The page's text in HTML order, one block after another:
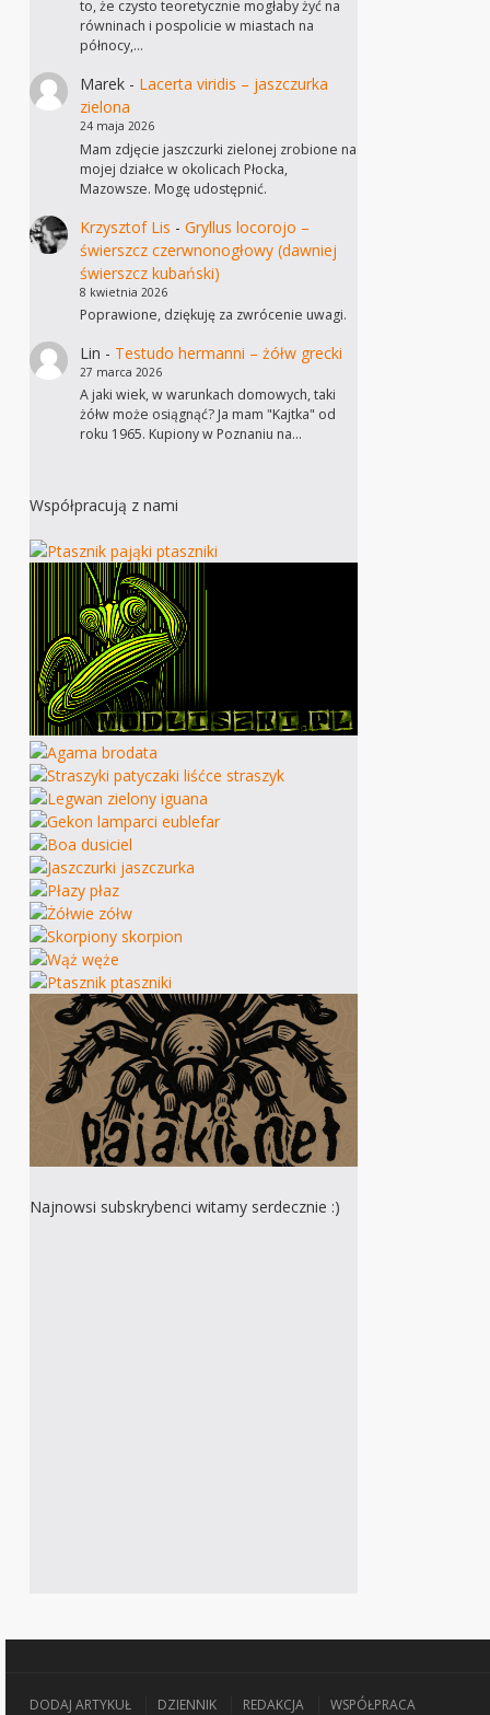
to, że czysto teoretycznie mogłaby żyć na
równinach i pospolicie w miastach na
północy,…
Marek- Lacerta viridis – jaszczurka
zielona
24 maja 2026
Mam zdjęcie jaszczurki zielonej zrobione na
mojej działce w okolicach Płocka,
Mazowsze. Mogę udostępnić.
Krzysztof Lis - Gryllus locorojo –
świerszcz czerwnonogłowy (dawniej
świerszcz kubański)
8 kwietnia 2026
Poprawione, dziękuję za zwrócenie uwagi.
Lin - Testudo hermanni – żółw grecki
27 marca 2026
A jaki wiek, w warunkach domowych, taki
żółw może osiągnąć? Ja mam "Kajtka" od
roku 1965. Kupiony w Poznaniu na…
Współpracują z nami
Najnowsi subskrybenci witamy serdecznie :)
DODAJ ARTYKUŁ DZIENNIK REDAKCJA
WSPÓŁPRACA